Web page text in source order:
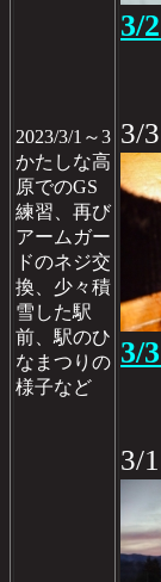
2023/3/1～3
かたしな高
原でのGS
練習、再び
アームガー
ドのネジ交
換、少々積
雪した駅
前、駅のひ
なまつりの
様子など
3/
3/
3/
3/